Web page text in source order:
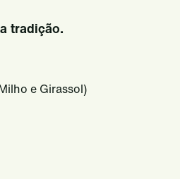
tradição.
e Girassol)